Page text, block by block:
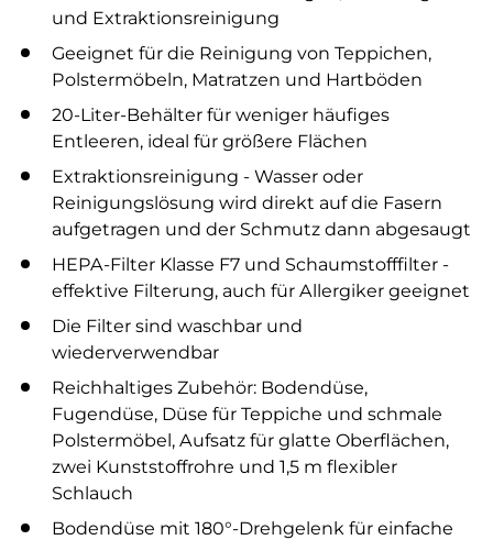
und Extraktionsreinigung
Geeignet für die Reinigung von Teppichen,
Polstermöbeln, Matratzen und Hartböden
20-Liter-Behälter für weniger häufiges
Entleeren, ideal für größere Flächen
Extraktionsreinigung - Wasser oder
Reinigungslösung wird direkt auf die Fasern
aufgetragen und der Schmutz dann abgesaugt
HEPA-Filter Klasse F7 und Schaumstofffilter -
effektive Filterung, auch für Allergiker geeignet
Die Filter sind waschbar und
wiederverwendbar
Reichhaltiges Zubehör: Bodendüse,
Fugendüse, Düse für Teppiche und schmale
Polstermöbel, Aufsatz für glatte Oberflächen,
zwei Kunststoffrohre und 1,5 m flexibler
Schlauch
Bodendüse mit 180°-Drehgelenk für einfache